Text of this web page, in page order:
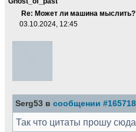
Re: Может ли машина мыслить?
03.10.2024, 12:45
Serg53 в сообщении
Так что цитаты прошу